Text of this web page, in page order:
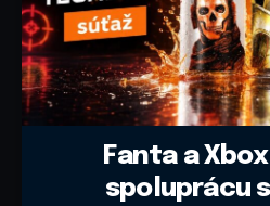
Fanta a
spoluprácu